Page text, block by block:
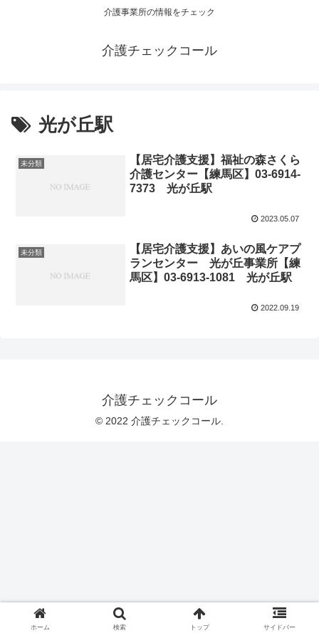
介護事業所の情報をチェック
介護チェックコール
光が丘駅
未分類
【居宅介護支援】福祉の森さくら
介護センター【練馬区】03-6914-
7373 光が丘駅
2023.05.07
未分類
【居宅介護支援】あいの風ケアプ
ランセンター 光が丘事業所【練
馬区】03-6913-1081 光が丘駅
2022.09.19
介護チェックコール
© 2022 介護チェックコール.
ホーム 検索 トップ サイドバー